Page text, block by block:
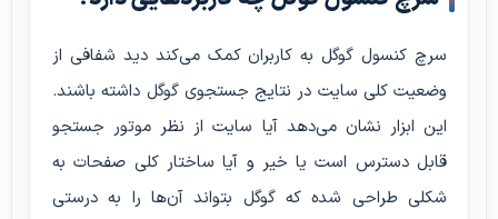
سرچ کنسول گوگل به کاربران کمک می‌کند دید شفافی از
وضعیت کلی سایت در نتایج جستجوی گوگل داشته باشند.
این ابزار نشان می‌دهد آیا سایت از نظر موتور جستجو
قابل دسترس است یا خیر و آیا ساختار کلی صفحات به
شکلی طراحی شده که گوگل بتواند آن‌ها را به درستی